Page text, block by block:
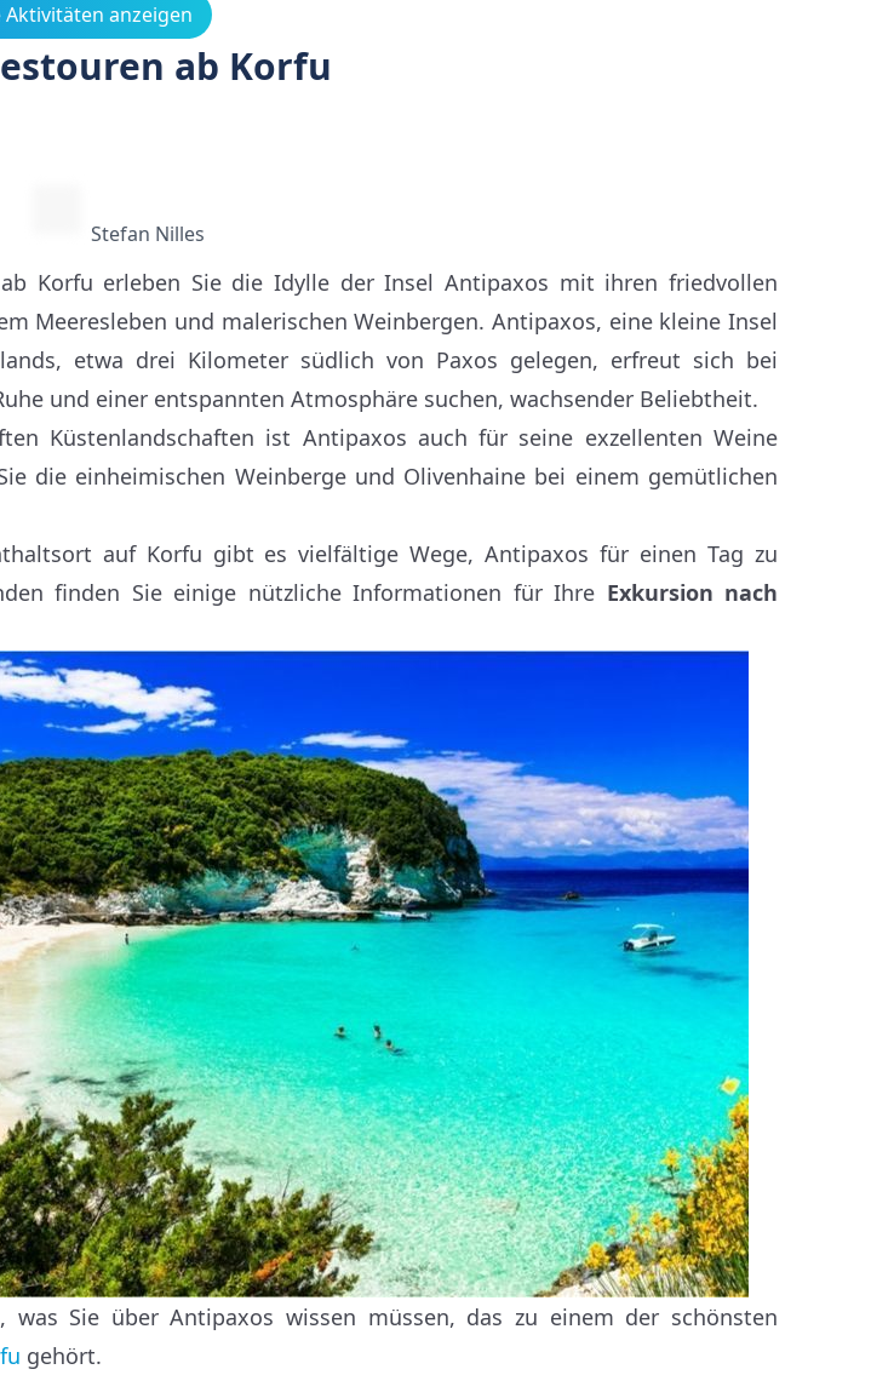
Aktivitäten anzeigen
ab Korfu
Stefan Nilles
Korfu erleben Sie die Idylle der Insel Antipaxos mit ihren friedvollen
Meeresleben und malerischen Weinbergen. Antipaxos, eine kleine Insel
etwa drei Kilometer südlich von Paxos gelegen, erfreut sich bei
und einer entspannten Atmosphäre suchen, wachsender Beliebtheit.
Küstenlandschaften ist Antipaxos auch für seine exzellenten Weine
die einheimischen Weinberge und Olivenhaine bei einem gemütlichen
auf Korfu gibt es vielfältige Wege, Antipaxos für einen Tag zu
finden Sie einige nützliche Informationen für Ihre Exkursion nach
was Sie über Antipaxos wissen müssen, das zu einem der schönsten
gehört.